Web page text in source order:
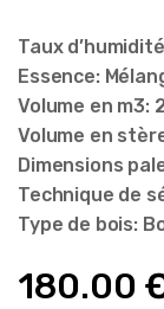
Taux
Essence:
Volume en m3:
Volume en
Dimensions
Technique de
Type de bois:
180.00